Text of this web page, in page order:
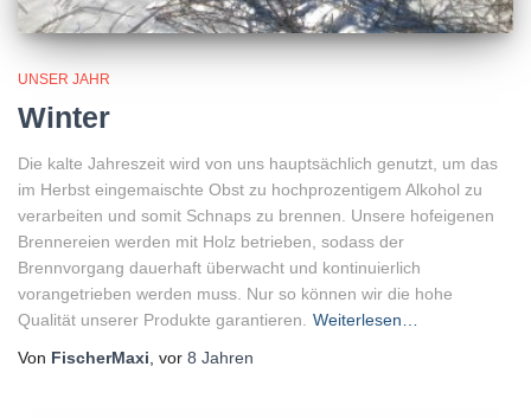
UNSER JAHR
Winter
Die kalte Jahreszeit wird von uns hauptsächlich genutzt, um das
im Herbst eingemaischte Obst zu hochprozentigem Alkohol zu
verarbeiten und somit Schnaps zu brennen. Unsere hofeigenen
Brennereien werden mit Holz betrieben, sodass der
Brennvorgang dauerhaft überwacht und kontinuierlich
vorangetrieben werden muss. Nur so können wir die hohe
Qualität unserer Produkte garantieren.
Weiterlesen…
Von FischerMaxi , vor 8 Jahren